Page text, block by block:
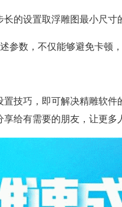
的设置取浮雕图最小尺寸
参数，不仅能够避免卡顿
置技巧，即可解决精雕软
给有需要的朋友，让更多